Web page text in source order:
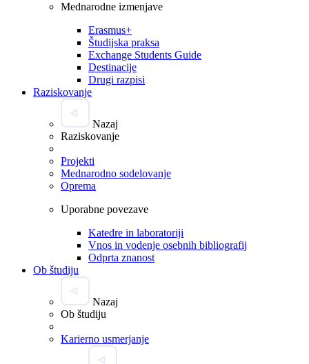
Mednarodne izmenjave
Erasmus+
Študijska praksa
Exchange Students Guide
Destinacije
Drugi razpisi
Raziskovanje
Nazaj
Raziskovanje
Projekti
Mednarodno sodelovanje
Oprema
Uporabne povezave
Katedre in laboratoriji
Vnos in vodenje osebnih bibliografij
Odprta znanost
Ob študiju
Nazaj
Ob študiju
Karierno usmerjanje